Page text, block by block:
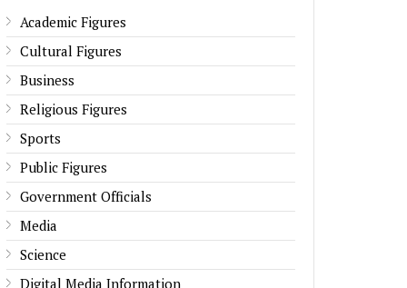
Academic Figures
Cultural Figures
Business
Religious Figures
Sports
Public Figures
Government Officials
Media
Science
Digital Media Information